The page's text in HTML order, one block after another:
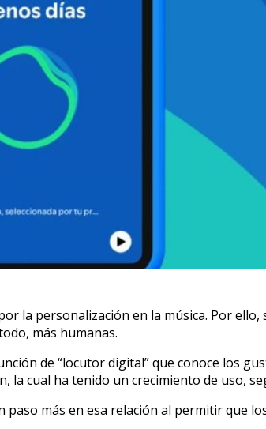
la personalización en la música. Por
más humanas.
de “locutor digital” que conoce los
la cual ha tenido un crecimiento de uso,
paso más en esa relación al permitir que